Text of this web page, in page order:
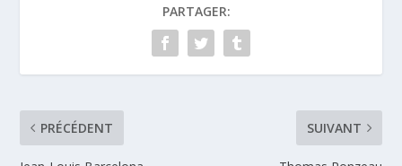
PARTAGER:
PRÉCÉDENT SUIVANT